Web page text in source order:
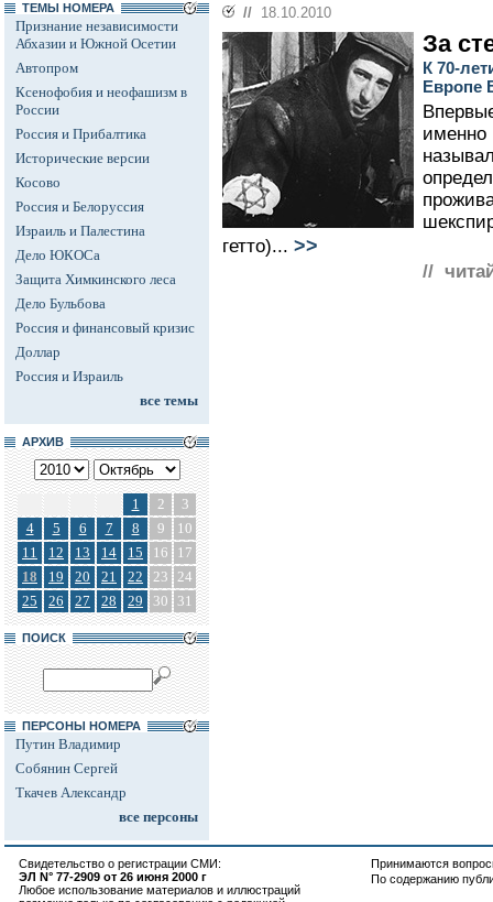
ТЕМЫ НОМЕРА
Признание независимости
Абхазии и Южной Осетии
Автопром
Ксенофобия и неофашизм в
России
Россия и Прибалтика
Исторические версии
Косово
Россия и Белоруссия
Израиль и Палестина
Дело ЮКОСа
Защита Химкинского леса
Дело Бульбова
Россия и финансовый кризис
Доллар
Россия и Израиль
все темы
АРХИВ
1 2
3
4
5 6 7 8 9
10
11
12 13 14 15 16
17
18
19 20 21 22 23 24
25
26 27 28 29 30 31
ПОИСК
ПЕРСОНЫ НОМЕРА
Путин Владимир
Собянин Сергей
Ткачев Александр
все персоны
// 18.10.2010
За
К 70-
Европе
именно
гетто)... >>
//
Свидетельство о регистрации СМИ:
ЭЛ N° 77-2909 от 26 июня 2000 г
Любое использование материалов и иллюстраций
Принимаются
По содержанию